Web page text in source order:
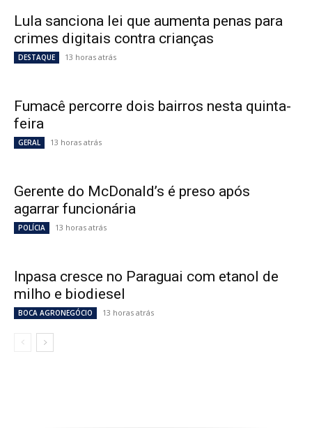
Lula sanciona lei que aumenta penas para
crimes digitais contra crianças
DESTAQUE 13 horas atrás
Fumacê percorre dois bairros nesta quinta-
feira
GERAL 13 horas atrás
Gerente do McDonald’s é preso após
agarrar funcionária
POLÍCIA 13 horas atrás
Inpasa cresce no Paraguai com etanol de
milho e biodiesel
BOCA AGRONEGÓCIO 13 horas atrás